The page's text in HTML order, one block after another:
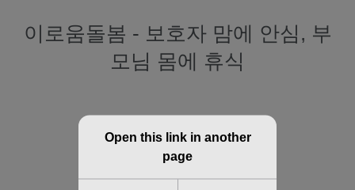
이로움돌봄 - 보호자 맘에 안심, 부
모님 몸에 휴식